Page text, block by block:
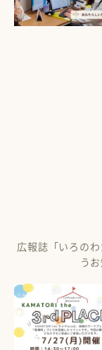
広報誌「いろの
う